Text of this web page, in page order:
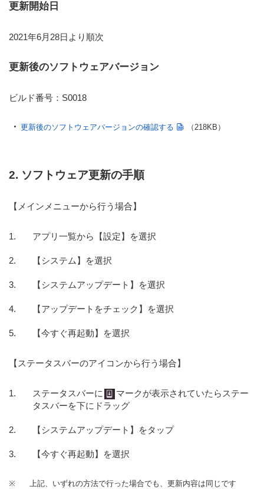
更新開始日
2021年6月28日より順次
更新後のソフトウェアバージョン
ビルド番号：S0018
更新後のソフトウェアバージョンの確認する （218KB）
2. ソフトウェア更新の手順
【メインメニューから行う場合】
アプリ一覧から【設定】を選択
【システム】を選択
【システムアップデート】を選択
【アップデートをチェック】を選択
【今すぐ再起動】を選択
【ステータスバーのアイコンから行う場合】
ステータスバーに
マークが表示されていたらステー
タスバーを下にドラッグ
【システムアップデート】をタップ
【今すぐ再起動】を選択
※ 上記、いずれの方法で行った場合でも、更新内容は同じです